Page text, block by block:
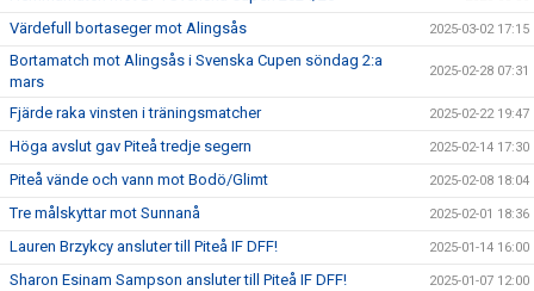
Värdefull bortaseger mot Alingsås 2025-03-02 17:15
Bortamatch mot Alingsås i Svenska Cupen söndag 2:a
mars
2025-02-28 07:31
Fjärde raka vinsten i träningsmatcher 2025-02-22 19:47
Höga avslut gav Piteå tredje segern 2025-02-14 17:30
Piteå vände och vann mot Bodö/Glimt 2025-02-08 18:04
Tre målskyttar mot Sunnanå 2025-02-01 18:36
Lauren Brzykcy ansluter till Piteå IF DFF! 2025-01-14 16:00
Sharon Esinam Sampson ansluter till Piteå IF DFF! 2025-01-07 12:00